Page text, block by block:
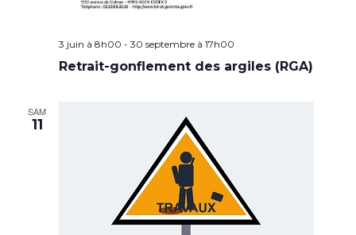
3 juin à 8h00 - 30 septembre à 17h00
Retrait-gonflement des argiles (RGA)
SAM
11